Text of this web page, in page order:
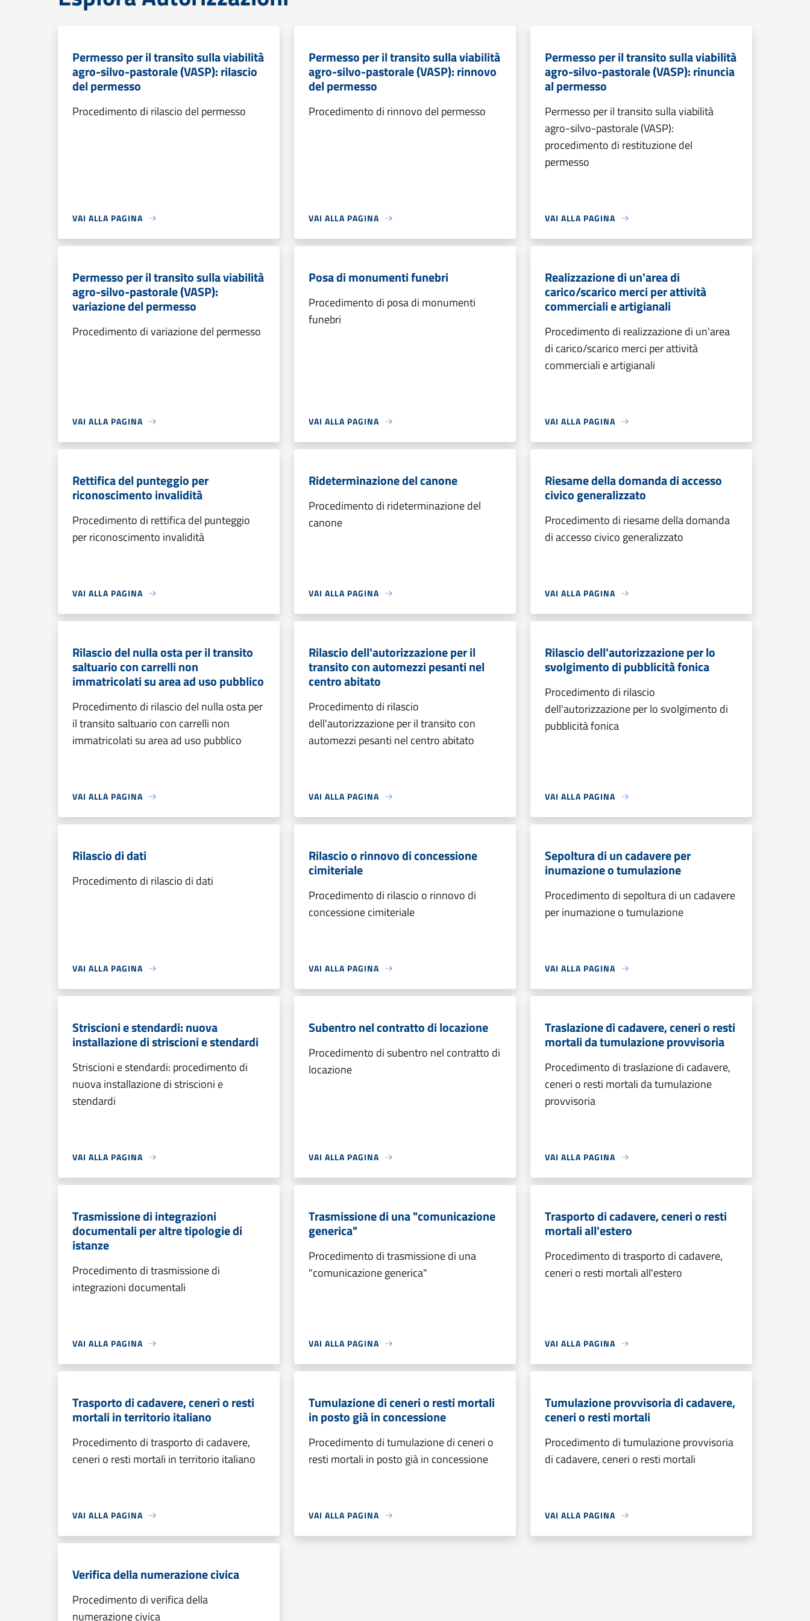
Permesso per il transito sulla viabilità
agro-silvo-pastorale (VASP): rilascio
del permesso
Procedimento di rilascio del permesso
VAI ALLA PAGINA
Permesso per il transito sulla viabilità
agro-silvo-pastorale (VASP): rinnovo
del permesso
Procedimento di rinnovo del permesso
VAI ALLA PAGINA
Permesso per il transito sulla viabilità
agro-silvo-pastorale (VASP): rinuncia
al permesso
Permesso per il transito sulla viabilità
agro-silvo-pastorale (VASP):
procedimento di restituzione del
permesso
VAI ALLA PAGINA
Permesso per il transito sulla viabilità
agro-silvo-pastorale (VASP):
variazione del permesso
Procedimento di variazione del permesso
VAI ALLA PAGINA
Posa di monumenti funebri
Procedimento di posa di monumenti
funebri
VAI ALLA PAGINA
Realizzazione di un'area di
carico/scarico merci per attività
commerciali e artigianali
Procedimento di realizzazione di un'area
di carico/scarico merci per attività
commerciali e artigianali
VAI ALLA PAGINA
Rettifica del punteggio per
riconoscimento invalidità
Procedimento di rettifica del punteggio
per riconoscimento invalidità
VAI ALLA PAGINA
Rideterminazione del canone
Procedimento di rideterminazione del
canone
VAI ALLA PAGINA
Riesame della domanda di accesso
civico generalizzato
Procedimento di riesame della domanda
di accesso civico generalizzato
VAI ALLA PAGINA
Rilascio del nulla osta per il transito
saltuario con carrelli non
immatricolati su area ad uso pubblico
Procedimento di rilascio del nulla osta per
il transito saltuario con carrelli non
immatricolati su area ad uso pubblico
VAI ALLA PAGINA
Rilascio dell'autorizzazione per il
transito con automezzi pesanti nel
centro abitato
Procedimento di rilascio
dell'autorizzazione per il transito con
automezzi pesanti nel centro abitato
VAI ALLA PAGINA
Rilascio dell'autorizzazione per lo
svolgimento di pubblicità fonica
Procedimento di rilascio
dell'autorizzazione per lo svolgimento di
pubblicità fonica
VAI ALLA PAGINA
Rilascio di dati
Procedimento di rilascio di dati
VAI ALLA PAGINA
Rilascio o rinnovo di concessione
cimiteriale
Procedimento di rilascio o rinnovo di
concessione cimiteriale
VAI ALLA PAGINA
Sepoltura di un cadavere per
inumazione o tumulazione
Procedimento di sepoltura di un cadavere
per inumazione o tumulazione
VAI ALLA PAGINA
Striscioni e stendardi: nuova
installazione di striscioni e stendardi
Striscioni e stendardi: procedimento di
nuova installazione di striscioni e
stendardi
VAI ALLA PAGINA
Subentro nel contratto di locazione
Procedimento di subentro nel contratto di
locazione
VAI ALLA PAGINA
Traslazione di cadavere, ceneri o resti
mortali da tumulazione provvisoria
Procedimento di traslazione di cadavere,
ceneri o resti mortali da tumulazione
provvisoria
VAI ALLA PAGINA
Trasmissione di integrazioni
documentali per altre tipologie di
istanze
Procedimento di trasmissione di
integrazioni documentali
VAI ALLA PAGINA
Trasmissione di una "comunicazione
generica"
Procedimento di trasmissione di una
"comunicazione generica"
VAI ALLA PAGINA
Trasporto di cadavere, ceneri o resti
mortali all'estero
Procedimento di trasporto di cadavere,
ceneri o resti mortali all'estero
VAI ALLA PAGINA
Trasporto di cadavere, ceneri o resti
mortali in territorio italiano
Procedimento di trasporto di cadavere,
ceneri o resti mortali in territorio italiano
VAI ALLA PAGINA
Tumulazione di ceneri o resti mortali
in posto già in concessione
Procedimento di tumulazione di ceneri o
resti mortali in posto già in concessione
VAI ALLA PAGINA
Tumulazione provvisoria di cadavere,
ceneri o resti mortali
Procedimento di tumulazione provvisoria
di cadavere, ceneri o resti mortali
VAI ALLA PAGINA
Verifica della numerazione civica
Procedimento di verifica della
numerazione civica